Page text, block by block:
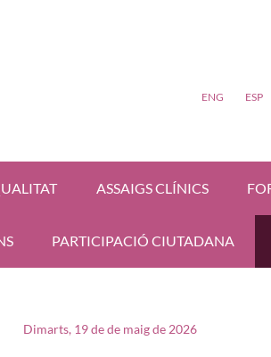
ENG ESP
ASSAIGS CLÍNICS
PARTICIPACIÓ CIUTADANA
Dimarts, 19 de de maig de 2026